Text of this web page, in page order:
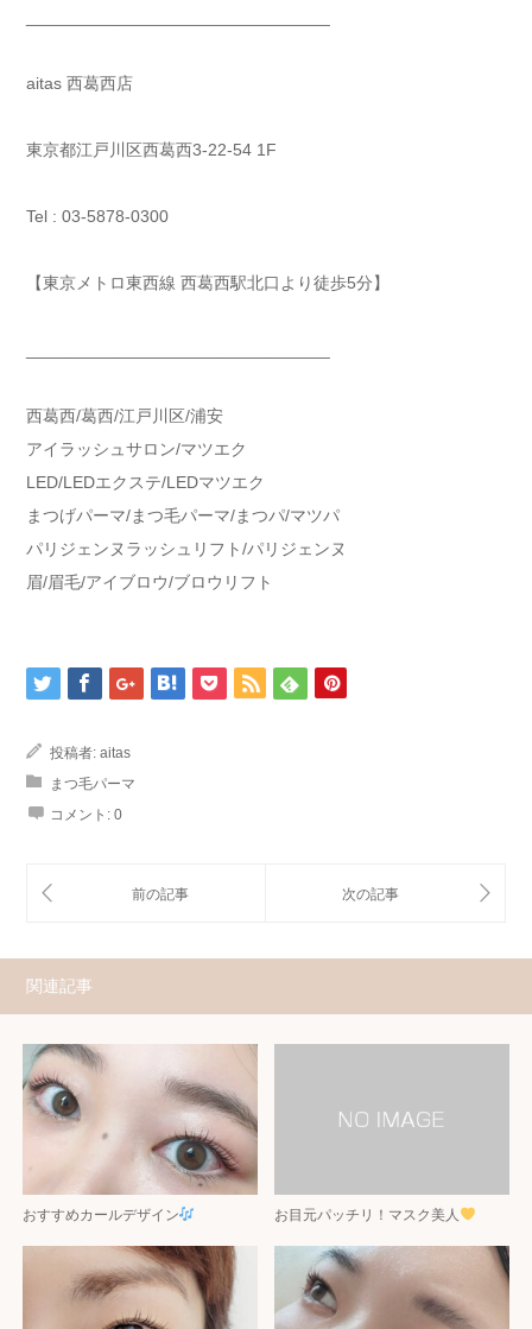
aitas 西葛西店
東京都江戸川区西葛西3-22-54 1F
Tel : 03-5878-0300
【東京メトロ東西線 西葛西駅北口より徒歩5分】
西葛西/葛西/江戸川区/浦安
アイラッシュサロン/マツエク
LED/LEDエクステ/LEDマツエク
まつげパーマ/まつ毛パーマ/まつパ/マツパ
パリジェンヌラッシュリフト/パリジェンヌ
眉/眉毛/アイブロウ/ブロウリフト
投稿者: aitas
まつ毛パーマ
コメント: 0
関連記事
おすすめカールデザイン お目元パッチリ！マスク美人